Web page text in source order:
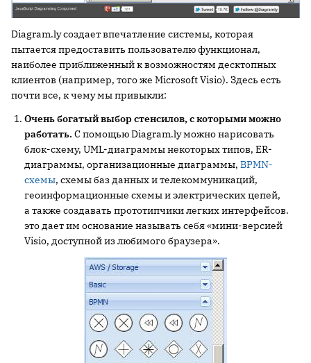
Diagram.ly создает впечатление системы, которая
пытается предоставить пользователю функционал,
наиболее приближенный к возможностям десктопных
клиентов (например, того же Microsoft Visio). Здесь есть
почти все, к чему мы привыкли:
Очень богатый выбор стенсилов, с которыми можно
работать. С помощью Diagram.ly можно нарисовать
блок-схему, UML-диаграммы некоторых типов, ER-
диаграммы, организационные диаграммы, BPMN-
схемы, схемы баз данных и телекоммуникаций,
геоинформационные схемы и электрических цепей,
а также создавать прототипчики легких интерфейсов.
это дает им основание называть себя «мини-версией
Visio, доступной из любимого браузера».